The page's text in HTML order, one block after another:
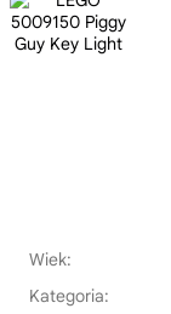
Wiek:
Kategoria: